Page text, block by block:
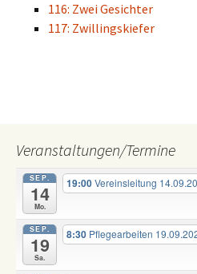
116: Zwei Gesichter
117: Zwillingskiefer
Veranstaltungen/Termine
SEP.
14
Mo.
19:00Vereinsleitung
SEP.
19
Sa.
8:30 Pflegearbeiten